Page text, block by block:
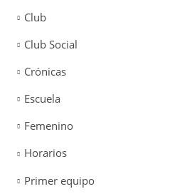
Club
Club Social
Crónicas
Escuela
Femenino
Horarios
Primer equipo